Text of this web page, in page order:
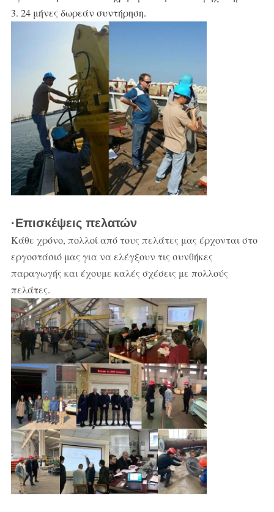
3. 24 μήνες δωρεάν συντήρηση.
·Επισκέψεις πελατών
Κάθε χρόνο, πολλοί από τους πελάτες μας έρχονται στο
εργοστάσιό μας για να ελέγξουν τις συνθήκες
παραγωγής και έχουμε καλές σχέσεις με πολλούς
πελάτες.